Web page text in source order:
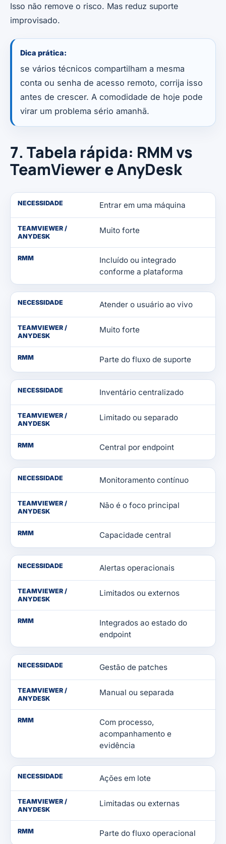
Isso não remove o risco. Mas reduz suporte
improvisado.
Dica prática:
se vários técnicos compartilham a mesma
conta ou senha de acesso remoto, corrija isso
antes de crescer. A comodidade de hoje pode
virar um problema sério amanhã.
7. Tabela rápida: RMM vs
TeamViewer e AnyDesk
NECESSIDADE Entrar em uma máquina
TEAMVIEWER /
ANYDESK
Muito forte
RMM
Incluído ou integrado
conforme a plataforma
NECESSIDADE Atender o usuário ao vivo
TEAMVIEWER /
ANYDESK
Muito forte
RMM Parte do fluxo de suporte
NECESSIDADE Inventário centralizado
TEAMVIEWER /
ANYDESK
Limitado ou separado
RMM Central por endpoint
NECESSIDADE Monitoramento contínuo
TEAMVIEWER /
ANYDESK
Não é o foco principal
RMM Capacidade central
NECESSIDADE Alertas operacionais
TEAMVIEWER /
ANYDESK
Limitados ou externos
RMM
Integrados ao estado do
endpoint
NECESSIDADE Gestão de patches
TEAMVIEWER /
ANYDESK
Manual ou separada
RMM
Com processo,
acompanhamento e
evidência
NECESSIDADE Ações em lote
TEAMVIEWER /
ANYDESK
Limitadas ou externas
RMM Parte do fluxo operacional